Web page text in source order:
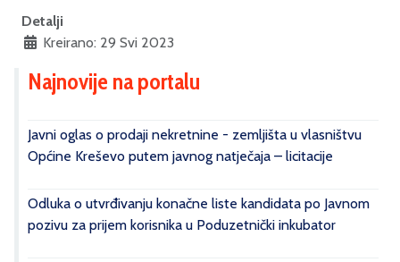
Detalji
Kreirano: 29 Svi 2023
Najnovije na portalu
Javni oglas o prodaji nekretnine - zemljišta u vlasništvu
Općine Kreševo putem javnog natječaja – licitacije
Odluka o utvrđivanju konačne liste kandidata po Javnom
pozivu za prijem korisnika u Poduzetnički inkubator